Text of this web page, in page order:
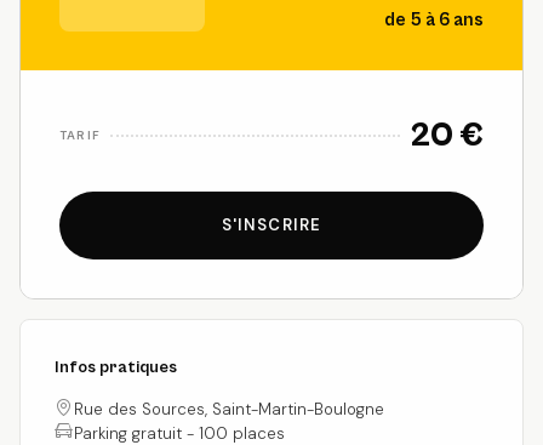
de 5 à 6 ans
TARIF 20 €
S'INSCRIRE
Infos pratiques
Rue des Sources, Saint-Martin-Boulogne
Parking gratuit - 100 places